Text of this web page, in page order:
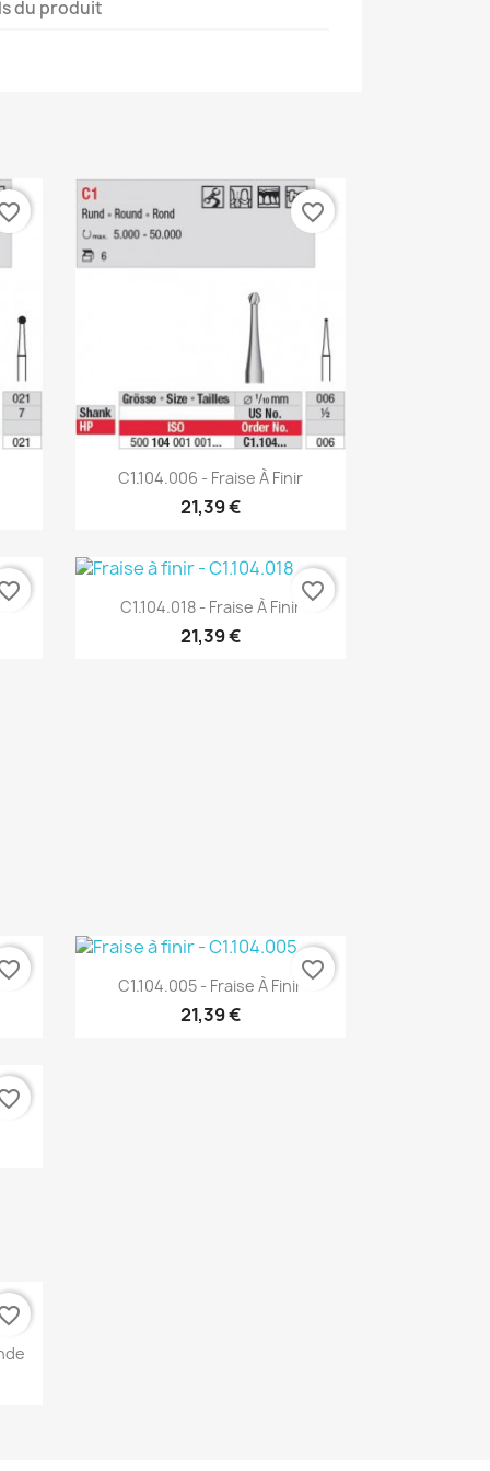
du produit
Aperçu rapide
C1.104.006 - Fraise À Finir
21,39 €
favorite_border
Aperçu rapide
C1.104.018 - Fraise À Finir
21,39 €
favorite_border
Aperçu rapide
C1.104.005 - Fraise À Finir
21,39 €
favorite_border